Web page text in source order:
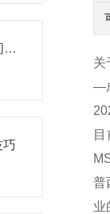
*滴定液出现沉淀或变色？问题排查与解决
巧
关
—
普
业